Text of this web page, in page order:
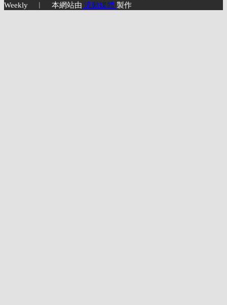
Weekly ︱ 本網站由 流動媒體 製作